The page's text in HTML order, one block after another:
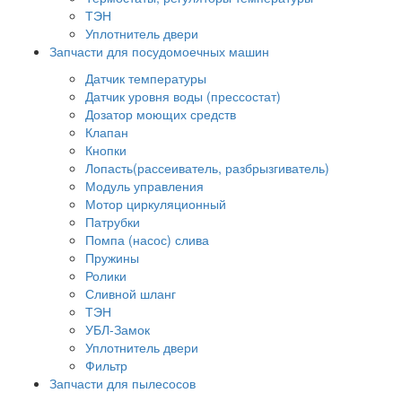
ТЭН
Уплотнитель двери
Запчасти для посудомоечных машин
Датчик температуры
Датчик уровня воды (прессостат)
Дозатор моющих средств
Клапан
Кнопки
Лопасть(рассеиватель, разбрызгиватель)
Модуль управления
Мотор циркуляционный
Патрубки
Помпа (насос) слива
Пружины
Ролики
Сливной шланг
ТЭН
УБЛ-Замок
Уплотнитель двери
Фильтр
Запчасти для пылесосов